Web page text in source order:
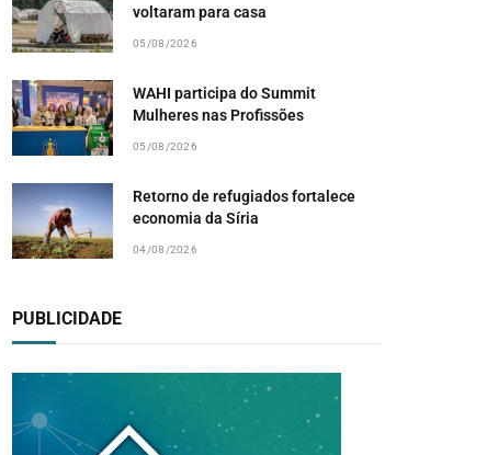
voltaram para casa
05/08/2026
WAHI participa do Summit
Mulheres nas Profissões
05/08/2026
Retorno de refugiados fortalece
economia da Síria
04/08/2026
PUBLICIDADE